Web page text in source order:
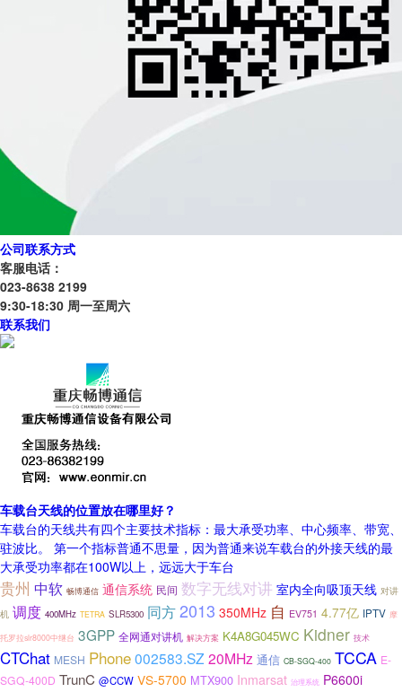
公司联系方式
客服电话：
023-8638 2199
9:30-18:30 周一至周六
联系我们
车载台天线的位置放在哪里好？
车载台的天线共有四个主要技术指标：最大承受功率、中心频率、带宽、
驻波比。 第一个指标普通不思量，因为普通来说车载台的外接天线的最
大承受功率都在100W以上，远远大于车台
贵州 中软 畅博通信 通信系统 民间 数字无线对讲 室内全向吸顶天线 对讲
机 调度 400MHz TETRA SLR5300 同方2013 350MHz 自 EV751 4.77亿 IPTV 摩
托罗拉slr8000中继台 3GPP 全网通对讲机 解决方案 K4A8G045WC Kidner 技术
CTChat MESH Phone002583.SZ 20MHz 通信 CB-SGQ-400 TCCA E-
SGQ-400D TrunC @CCW VS-5700 MTX900 Inmarsat 治理系统 P6600i